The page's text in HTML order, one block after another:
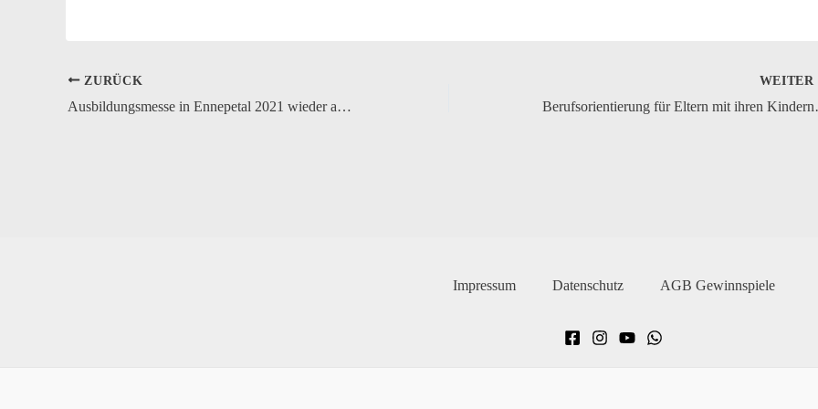
ZURÜCK
Ausbildungsmesse in Ennepetal 2021 wieder auf dem VER Gelände
WEITER
Impressum Datenschutz AGB Gewinnspiele